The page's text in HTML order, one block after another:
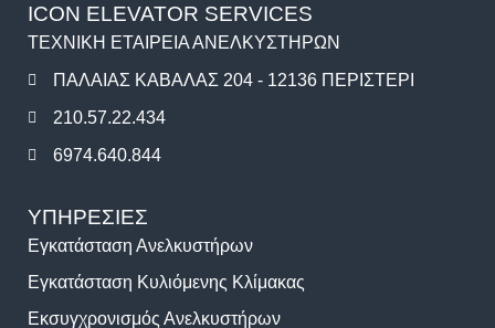
ICON ELEVATOR SERVICES
ΤΕΧΝΙΚΗ ΕΤΑΙΡΕΙΑ ΑΝΕΛΚΥΣΤΗΡΩΝ
ΠΑΛΑΙΑΣ ΚΑΒΑΛΑΣ 204 - 12136 ΠΕΡΙΣΤΕΡΙ
210.57.22.434
6974.640.844
ΥΠΗΡΕΣΙΕΣ
Εγκατάσταση Ανελκυστήρων
Εγκατάσταση Κυλιόμενης Κλίμακας
Εκσυγχρονισμός Ανελκυστήρων